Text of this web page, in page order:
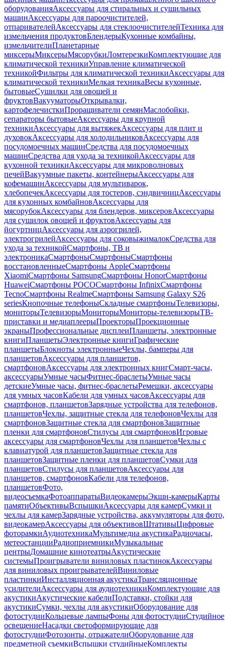
оборудованияАксессуары для стиральных и сушильных
машинАксессуары для пароочистителей,
отпаривателейАксессуары для стеклоочистителейТехника для
измельчения продуктовБлендерыКухонные комбайны,
измельчителиПланетарные
миксерыМиксерыМясорубкиЛомтерезкиКомплектующие для
климатической техникиУправление климатической
техникойФильтры для климатической техникиАксессуары для
климатической техникиМелкая техникаВесы кухонные,
бытовыеСушилки для овощей и
фруктовВакууматорыОткрывалки,
картофелечисткиПроращиватели семянМаслобойки,
сепараторы бытовыеАксессуары для крупной
техникиАксессуары для вытяжекАксессуары для плит и
духовокАксессуары для холодильниковАксессуары для
посудомоечных машинСредства для посудомоечных
машинСредства для ухода за техникойАксессуары для
кухонной техникиАксессуары для микроволновых
печейВакуумные пакеты, контейнерыАксессуары для
кофемашинАксессуары для мультиварок,
хлебопечекАксессуары для тостеров, сэндвичницАксессуары
для кухонных комбайновАксессуары для
мясорубокАксессуары для блендеров, миксеровАксессуары
для сушилок овощей и фруктовАксессуары для
йогуртницАксессуары для аэрогрилей,
электрогрилейАксессуары для соковыжималокСредства для
ухода за техникойСмартфоны, ТВ и
электроникаСмартфоныСмартфоныСмартфоны
восстановленныеСмартфоны AppleСмартфоны
XiaomiСмартфоны SamsungСмартфоны HonorСмартфоны
HuaweiСмартфоны POCOСмартфоны InfinixСмартфоны
TecnoСмартфоны RealmeСмартфоны Samsung Galaxy S26
seriesКнопочные телефоныСкладные смартфоныТелевизоры,
мониторыТелевизорыМониторыМониторы-телевизорыТВ-
приставки и медиаплеерыПроекторыПроекционные
экраныПрофессиональные дисплеиПланшеты, электронные
книгиПланшетыЭлектронные книгиГрафические
планшетыБлокноты электронныеЧехлы, бамперы для
планшетовАксессуары для планшетов,
смартфоновАксессуары для электронных книгСмарт-часы,
аксессуарыУмные часыФитнес-браслетыУмные часы
детскиеУмные часы, фитнес-браслетыРемешки, аксессуары
для умных часовКабели для умных часовАксессуары для
смартфонов, планшетовЗарядные устройства для телефонов,
планшетовЧехлы, защитные стекла для телефоновЧехлы для
смартфоновЗащитные стекла для смартфоновЗащитные
пленки для смартфоновСтилусы для смартфоновИгровые
аксессуары для смартфоновЧехлы для планшетовЧехлы с
клавиатурой для планшетовЗащитные стекла для
планшетовЗащитные пленки для планшетовСумки для
планшетовСтилусы для планшетовАксессуары для
планшетов, смартфоновКабели для телефонов,
планшетовФото,
видеосъемкаФотоаппаратыВидеокамерыЭкшн-камерыКарты
памятиОбъективыВспышкиАксессуары для камерСумки и
чехлы для камерЗарядные устройства, аккумуляторы для фото,
видеокамерАксессуары для объективовШтативыЦифровые
фоторамкиАудиотехникаМультимедиа акустикаРадиочасы,
метеостанцииРадиоприемникиМузыкальные
центрыДомашние кинотеатрыАкустические
системыПроигрыватели виниловых пластинокАксессуары
для виниловых проигрывателейВиниловые
пластинкиИнсталляционная акустикаТрансляционные
усилителиАксессуары для аудиотехникиКомплектующие для
акустикиАкустические кабелиПодставки, стойки для
акустикиСумки, чехлы для акустикиОборудование для
фотостудииКольцевые лампыФоны для фотостудииСтудийное
освещениеНасадки светоформирующие для
фотостудииФотозонты, отражателиОборудование для
предметной съемкиВспышки студийныеКомплекты